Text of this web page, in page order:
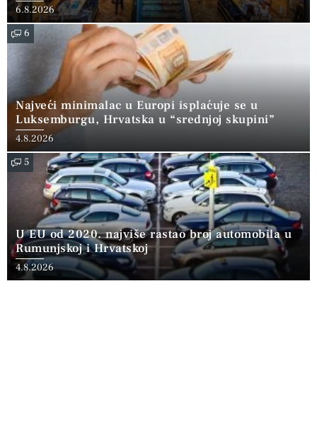
6.8.2026
6
Najveći minimalac u Europi isplaćuje se u
Luksemburgu, Hrvatska u “srednjoj skupini”
4.8.2026
5
U EU od 2020. najviše rastao broj automobila u
Rumunjskoj i Hrvatskoj
4.8.2026